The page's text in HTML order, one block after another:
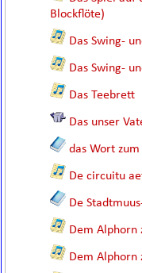
Blockflöte)
Das Swing-
Das Swing-
Das Teebrett
Das unser
das Wort zum
De circuitu
De
Dem Alphorn
Dem Alphorn